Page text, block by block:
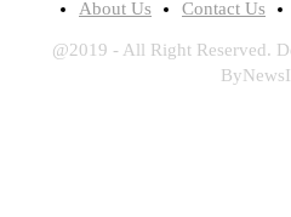
About Us Contact Us
@2019 - All Right Reserved.